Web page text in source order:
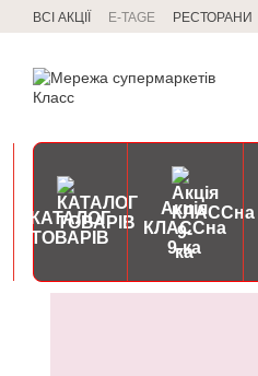
Перейти до основного контенту
ВСІ АКЦІЇ E-TAGE РЕСТОРАНИ
КАТАЛОГ
ТОВАРІВ
Акція
КЛАССна
9-ка